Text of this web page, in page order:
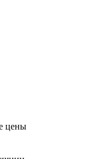
цены